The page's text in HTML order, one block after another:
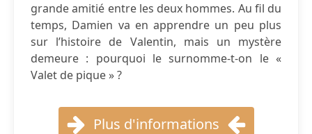
grande amitié entre les deux hommes. Au fil du
temps, Damien va en apprendre un peu plus
sur l’histoire de Valentin, mais un mystère
demeure : pourquoi le surnomme-t-on le «
Valet de pique » ?
Plus d'informations